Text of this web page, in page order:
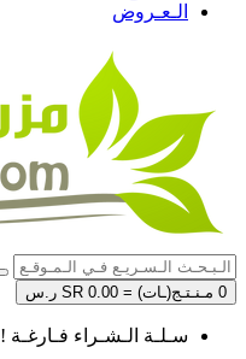
الـعـروض
0 مـنـتـج(ـات) = SR 0.00 ر.س
سـلـة الـشـراء فـارغـة !